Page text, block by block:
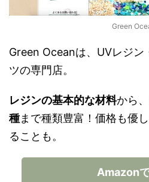
Green
Green Oceanは、UVレジン
ツの専門店。
レジンの基本的な材料から、
種まで種類豊富！価格も優し
ることも。
Amazon